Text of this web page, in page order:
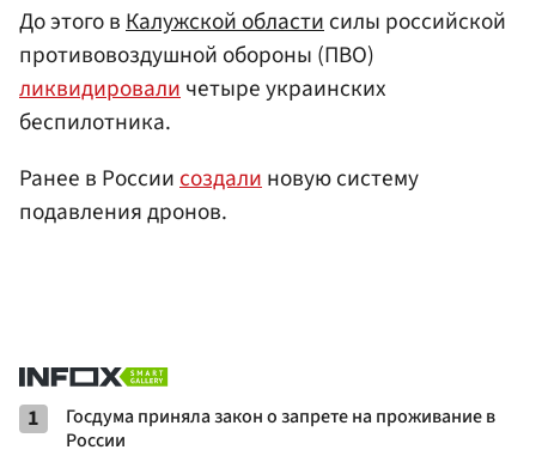
До этого вКалужской областисилы российской
противовоздушной обороны (ПВО)
ликвидироваличетыре украинских
беспилотника.
Ранее в Россиисоздалиновую систему
подавления дронов.
1
Госдума приняла закон о запрете на проживание в
России